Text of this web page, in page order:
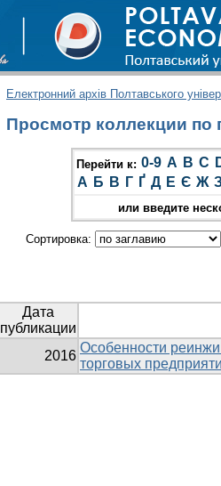
Електронний архів Полтавського
Просмотр коллекции по
Перейти к: 0-9 A B C
А Б В Г Ґ Д Е Є Ж
или введите
Сортировка:
Дата
публикации
2016
Особенности
торговых